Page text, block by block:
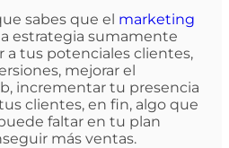
sabes que el marketing
estrategia sumamente
a tus potenciales clientes,
mejorar el
incrementar tu presencia
clientes, en fin, algo que
faltar en tu plan
más ventas.